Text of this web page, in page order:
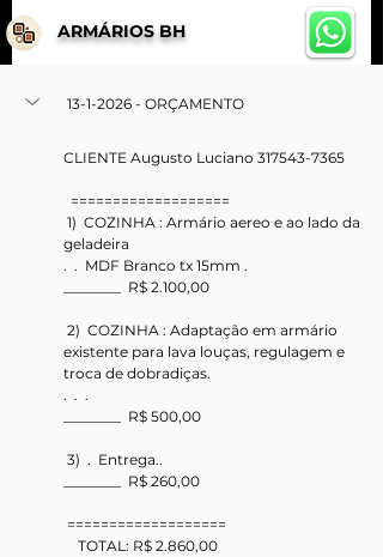
ARMÁRIOS BH
13-1-2026 - ORÇAMENTO
CLIENTE Augusto Luciano 317543-7365
===================
1)  COZINHA : Armário aereo e ao lado da
geladeira
.  .  MDF Branco tx 15mm .
________  R$ 2.100,00
2)  COZINHA : Adaptação em armário
existente para lava louças, regulagem e
troca de dobradiças.
.  .  .
________  R$ 500,00
3)  .  Entrega..
________  R$ 260,00
===================
TOTAL: R$ 2.860,00